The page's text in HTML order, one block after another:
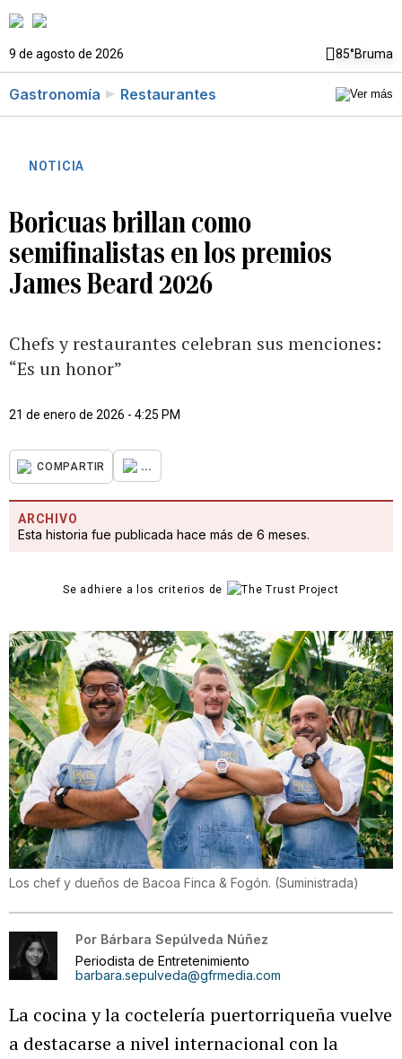
9 de agosto de 2026 85°Bruma
Gastronomía Restaurantes
NOTICIA
Boricuas brillan como
semifinalistas en los premios
James Beard 2026
Chefs y restaurantes celebran sus menciones:
“Es un honor”
21 de enero de 2026 - 4:25 PM
COMPARTIR ...
ARCHIVO
Esta historia fue publicada hace más de 6 meses.
Se adhiere a los criterios de
Los chef y dueños de Bacoa Finca & Fogón. (Suministrada)
Por Bárbara Sepúlveda Núñez
Periodista de Entretenimiento
barbara.sepulveda@gfrmedia.com
La cocina y la coctelería puertorriqueña vuelve
a destacarse a nivel internacional con la